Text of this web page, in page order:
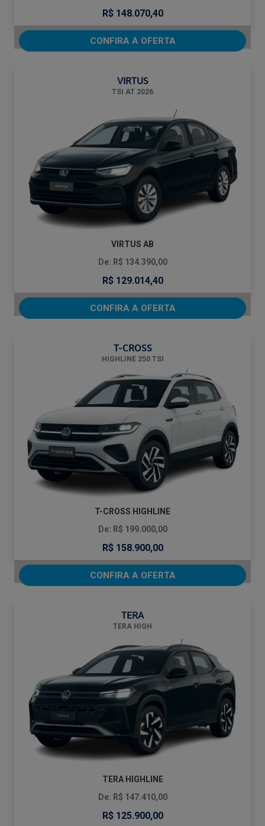
R$ 148.070,40
CONFIRA A OFERTA
VIRTUS
TSI AT 2026
VIRTUS AB
De: R$ 134.390,00
R$ 129.014,40
CONFIRA A OFERTA
T-CROSS
HIGHLINE 250 TSI
T-CROSS HIGHLINE
De: R$ 199.000,00
R$ 158.900,00
CONFIRA A OFERTA
TERA
TERA HIGH
TERA HIGHLINE
De: R$ 147.410,00
R$ 125.900,00